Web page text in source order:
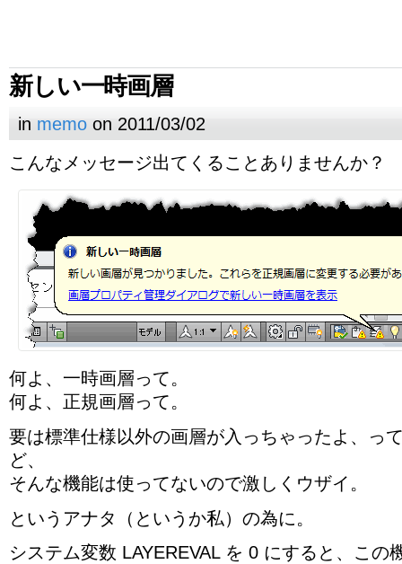
新しい一時画層
in memo on 2011/03/02
こんなメッセージ出てくることありませんか？
何よ、一時画層って。
何よ、正規画層って。
要は標準仕様以外の画層が入っちゃったよ、っ
ど、
そんな機能は使ってないので激しくウザイ。
というアナタ（というか私）の為に。
システム変数 LAYEREVAL を 0 にすると、この